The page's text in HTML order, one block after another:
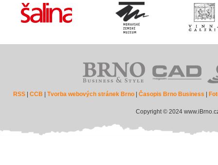
RSS |CCB |Tvorba webových stránek Brno |Časopis Brno Business
Copyright © 2024